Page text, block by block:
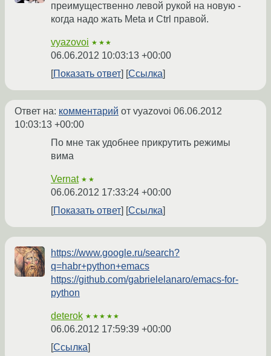
преимущественно левой рукой на новую -
когда надо жать Meta и Ctrl правой.
vyazovoi ★★★
06.06.2012 10:03:13 +00:00
Показать ответ
Ссылка
Ответ на: комментарий от vyazovoi 06.06.2012
10:03:13 +00:00
По мне так удобнее прикрутить режимы
вима
Vernat ★★
06.06.2012 17:33:24 +00:00
Показать ответ
Ссылка
https://www.google.ru/search?
q=habr+python+emacs
https://github.com/gabrielelanaro/emacs-for-
python
deterok ★★★★★
06.06.2012 17:59:39 +00:00
Ссылка